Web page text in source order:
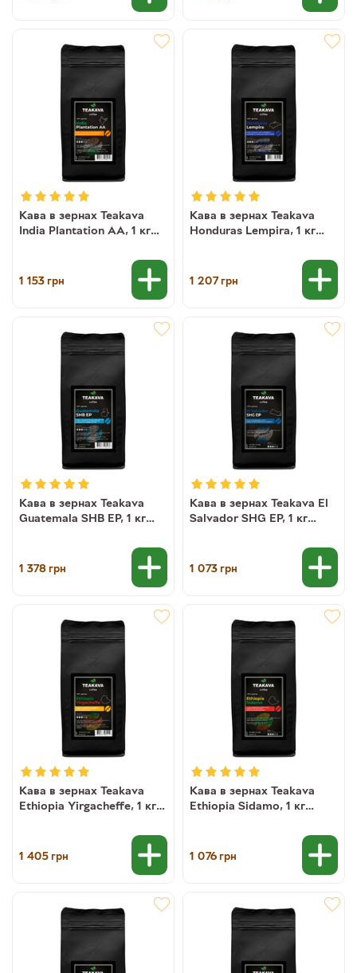
Кава в зернах Teakava
India Plantation AA, 1 кг
1 153грн
Кава в зернах Teakava
Honduras Lempira, 1 кг
1 207грн
Кава в зернах Teakava
Guatemala SHB EP, 1 кг
1 378грн
Кава в зернах Teakava El
Salvador SHG EP, 1 кг
1 073грн
Кава в зернах Teakava
Ethiopia Yirgacheffe, 1 кг
1 405грн
Кава в зернах Teakava
Ethiopia Sidamo, 1 кг
1 076грн